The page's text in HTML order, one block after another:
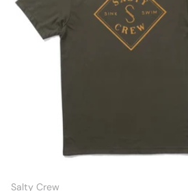
Salty Crew